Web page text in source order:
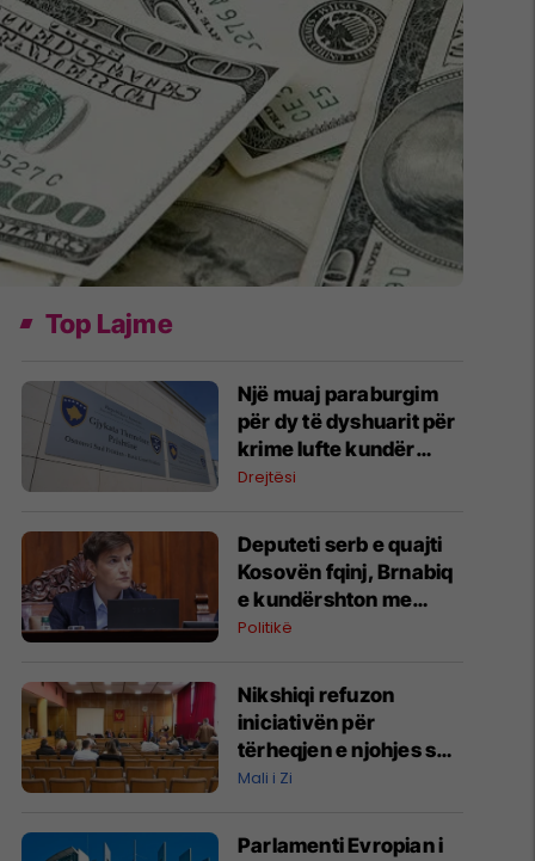
Top Lajme
Një muaj paraburgim
për dy të dyshuarit për
krime lufte kundër
popullsisë civile
Drejtësi
Deputeti serb e quajti
Kosovën fqinj, Brnabiq
e kundërshton me
narrativën zyrtare të
Politikë
Nikshiqi refuzon
iniciativën për
tërheqjen e njohjes së
Kosovës
Mali i Zi
Parlamenti Evropian i